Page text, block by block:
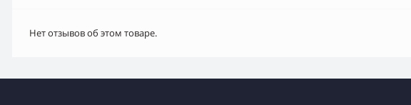
Нет отзывов об этом товаре.